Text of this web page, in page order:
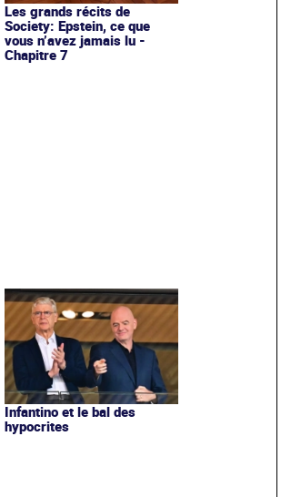
Les grands récits de
Society: Epstein, ce que
vous n’avez jamais lu -
Chapitre 7
Infantino et le bal des
hypocrites